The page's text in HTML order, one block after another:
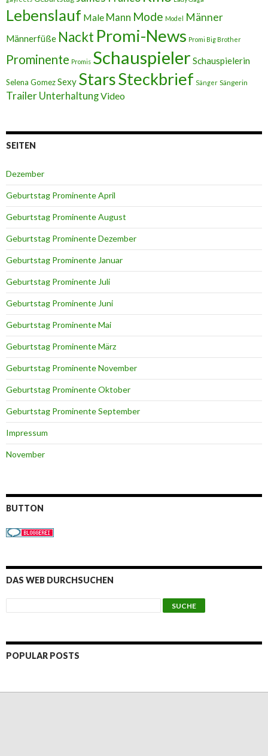
Lebenslauf Male Mann Mode Model Männer
Männerfüße Nackt Promi-News Promi Big Brother
Prominente Promis Schauspieler Schauspielerin
Selena GomezSexy StarsSteckbrief Sänger Sängerin
Trailer UnterhaltungVideo
SEITEN
Dezember
Geburtstag Prominente April
Geburtstag Prominente August
Geburtstag Prominente Dezember
Geburtstag Prominente Januar
Geburtstag Prominente Juli
Geburtstag Prominente Juni
Geburtstag Prominente Mai
Geburtstag Prominente März
Geburtstag Prominente November
Geburtstag Prominente Oktober
Geburtstag Prominente September
Impressum
November
BUTTON
DAS WEB DURCHSUCHEN
POPULAR POSTS